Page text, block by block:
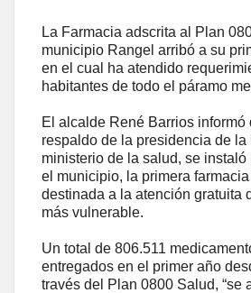
La Farmacia adscrita al Plan
municipio Rangel arribó a su
en el cual ha atendido
habitantes de todo el páramo
El alcalde René Barrios informó
respaldo de la presidencia de la
ministerio de la salud, se instaló
el municipio, la primera
destinada a la atención gratuita
más vulnerable.
Un total de 806.511
entregados en el primer año
través del Plan 0800 Salud, “se